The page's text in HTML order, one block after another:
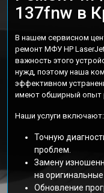
137fnw в
В нашем сервисном
ремонт МФУ HP
важность этого
нужд, поэтому наша
эффективном
имеют обширный опыт
Наши услуги включают:
Точную
проблем.
Замену
на оригинальные
Обновление